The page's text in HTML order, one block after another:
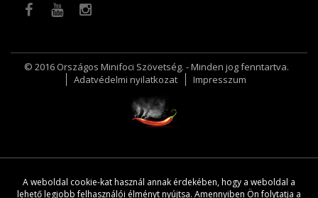
© 2016 Országos Minifoci Szövetség. - Minden jog fenntartva.
Adatvédelmi nyilatkozat
Impresszum
A weboldal cookie-kat használ annak érdekében, hogy a weboldal a
lehető legjobb felhasználói élményt nyújtsa. Amennyiben Ön folytatja a